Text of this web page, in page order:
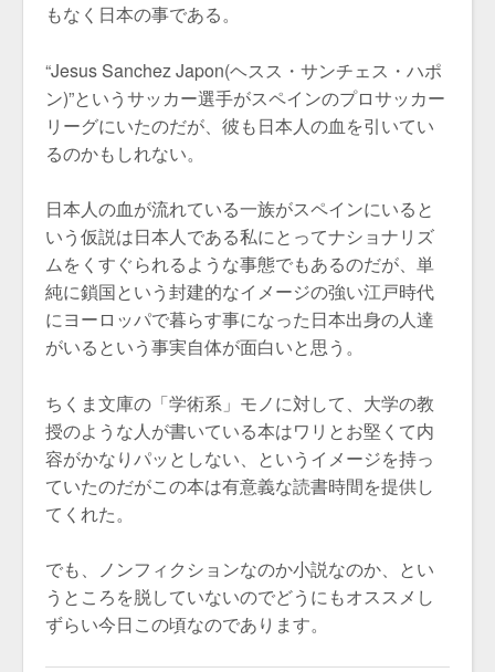
もなく日本の事である。
“Jesus Sanchez Japon(ヘスス・サンチェス・ハポ
ン)”というサッカー選手がスペインのプロサッカー
リーグにいたのだが、彼も日本人の血を引いてい
るのかもしれない。
日本人の血が流れている一族がスペインにいると
いう仮説は日本人である私にとってナショナリズ
ムをくすぐられるような事態でもあるのだが、単
純に鎖国という封建的なイメージの強い江戸時代
にヨーロッパで暮らす事になった日本出身の人達
がいるという事実自体が面白いと思う。
ちくま文庫の「学術系」モノに対して、大学の教
授のような人が書いている本はワリとお堅くて内
容がかなりパッとしない、というイメージを持っ
ていたのだがこの本は有意義な読書時間を提供し
てくれた。
でも、ノンフィクションなのか小説なのか、とい
うところを脱していないのでどうにもオススメし
ずらい今日この頃なのであります。